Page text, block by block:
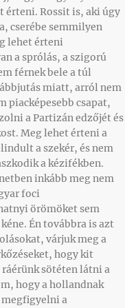
Rossit is, aki úgy
cserébe semmilyen
lehet érteni
a sprólás, a szigorú
férnek bele a túl
miatt, arról nem
piacképesebb csapat,
a Partizán edzőjét és
Meg lehet érteni a
a szekér, és nem
a kézifékben.
inkább meg nem
foci
örömöket sem
Én továbbra is azt
várjuk meg a
hogy kit
sötéten látni a
hogy a hollandnak
a